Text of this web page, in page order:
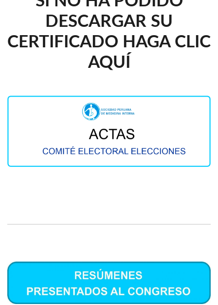
DESCARGAR SU
CERTIFICADO HAGA CLIC
AQUÍ